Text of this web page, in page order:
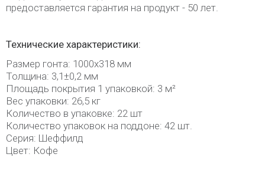
предоставляется гарантия на продукт - 50 лет.
Технические характеристики:
Размер гонта: 1000х318 мм
Толщина: 3,1±0,2 мм
Площадь покрытия 1 упаковкой: 3 м²
Вес упаковки: 26,5 кг
Количество в упаковке: 22 шт
Количество упаковок на поддоне: 42 шт.
Серия: Шеффилд
Цвет: Кофе